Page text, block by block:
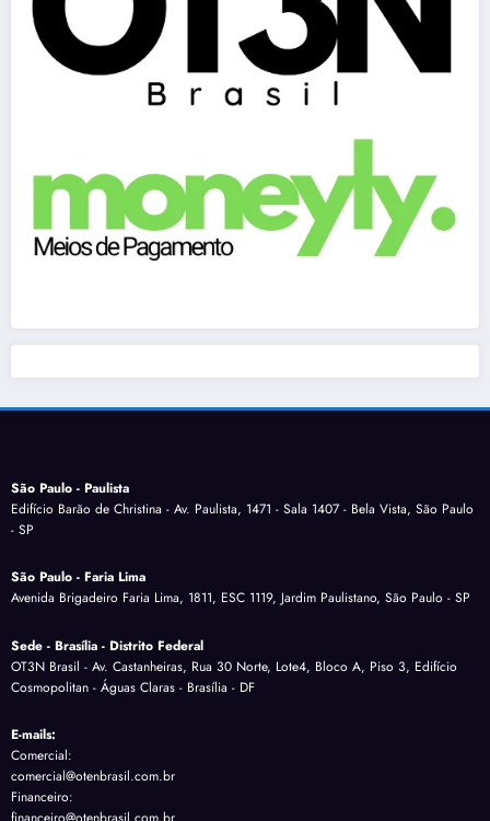
São Paulo - Paulista
Edifício Barão de Christina - Av. Paulista, 1471 - Sala 1407 - Bela Vista, São Paulo
- SP
São Paulo - Faria Lima
Avenida Brigadeiro Faria Lima, 1811, ESC 1119, Jardim Paulistano, São Paulo - SP
Sede - Brasília - Distrito Federal
OT3N Brasil - Av. Castanheiras, Rua 30 Norte, Lote4, Bloco A, Piso 3, Edifício
Cosmopolitan - Águas Claras - Brasília - DF
E-mails:
Comercial:
comercial@otenbrasil.com.br
Financeiro: